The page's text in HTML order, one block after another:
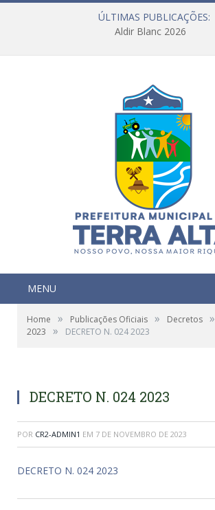
ÚLTIMAS PUBLICAÇÕES:
Aldir Blanc 2026
MENU
Home » Publicações Oficiais » Decretos »
2023
» DECRETO N. 024 2023
DECRETO N. 024 2023
POR CR2-ADMIN1 EM 7 DE NOVEMBRO DE 2023
DECRETO N. 024 2023